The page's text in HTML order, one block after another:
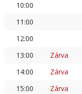
10:00
11:00
12:00
13:00
Zárva
14:00
Zárva
15:00
Zárva